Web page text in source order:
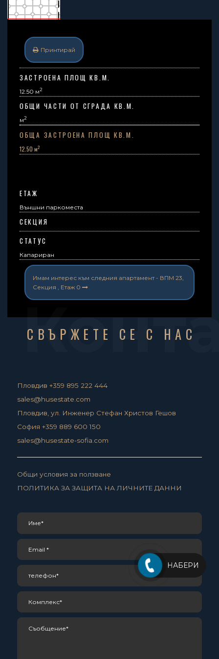
Принтирай
ЗАСТРОЕНА ПЛОЩ КВ.М.
12.50 м2
ОБЩИ ЧАСТИ ОТ СГРАДА КВ.М.
м2
ОБЩА ЗАСТРОЕНА ПЛОЩ КВ.М.
12.50 м2
ЕТАЖ
Външни паркоместа
СЕКЦИЯ
СТАТУС
Капариран
Имам интерес към следния апартамент - ВПМ 23,
Секция , Етаж 0
СВЪРЖЕТЕ СЕ С НАС
Пловдив +359 895 222 444
sales@husestate.com
Пловдив, ул. Инженер Стефан Христов Гешов
София +359 889 600 150
sales@husestate-sofia.com
Общи условия за ползване
ПОЛИТИКА ЗА ЗАЩИТА НА ЛИЧНИТЕ ДАННИ
НАБЕРИ